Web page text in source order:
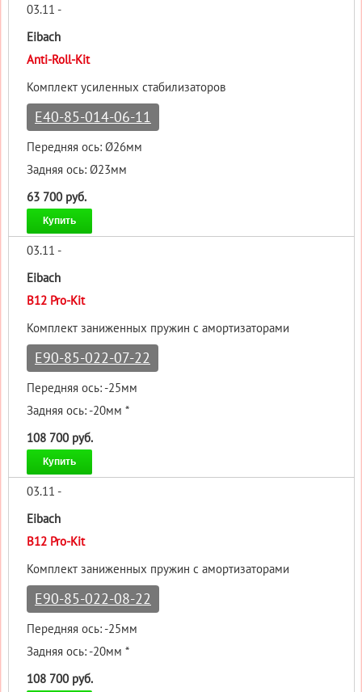
03.11 -
Eibach
Anti-Roll-Kit
Комплект усиленных стабилизаторов
E40-85-014-06-11
Передняя ось: Ø26мм
Задняя ось: Ø23мм
63 700 руб.
Купить
03.11 -
Eibach
B12 Pro-Kit
Комплект заниженных пружин с амортизаторами
E90-85-022-07-22
Передняя ось: -25мм
Задняя ось: -20мм *
108 700 руб.
Купить
03.11 -
Eibach
B12 Pro-Kit
Комплект заниженных пружин с амортизаторами
E90-85-022-08-22
Передняя ось: -25мм
Задняя ось: -20мм *
108 700 руб.